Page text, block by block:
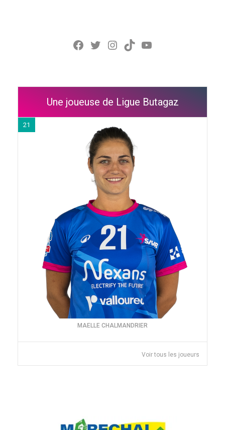
Facebook
Twitter
Instagram
TikTokYouTube
Une joueuse de Ligue Butagaz
21
MAELLE CHALMANDRIER
Voir tous les joueurs